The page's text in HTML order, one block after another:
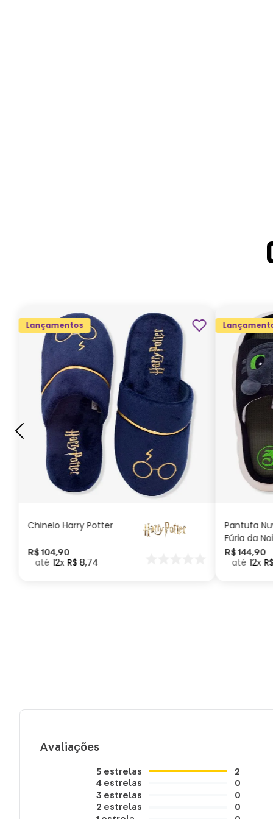
Lançamentos
Chinelo Harry Potter
R$ 104,90
12 R$ 8,74
G GG M P
ADICIONAR AO
CARRINHO
Pantufa
Fúria da
Como
seu Dragão
R$ 144,90
12 R$
Avaliações
5 estrelas
4 estrelas
3 estrelas
2 estrelas
2
0
0
0